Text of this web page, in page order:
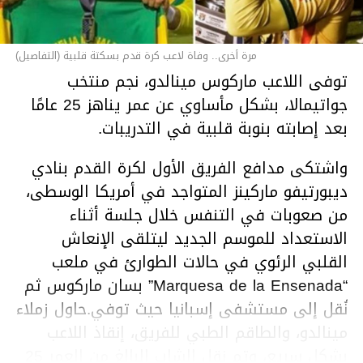
مرة أخرى.. وفاة لاعب كرة قدم بسكتة قلبية (التفاصيل)
توفى اللاعب ماركوس مينالدو، نجم منتخب
جواتيمالا، بشكل مأساوي عن عمر يناهز 25 عامًا
بعد إصابته بنوبة قلبية في التدريبات.
واشتكى مدافع الفريق الأول لكرة القدم بنادي
ديبورتيفو ماركينز المتواجد في أمريكا الوسطى،
من صعوبات في التنفس خلال جلسة أثناء
الاستعداد للموسم الجديد ليتلقى الإنعاش
القلبي الرئوي في حالات الطوارئ في ملعب
“Marquesa de la Ensenada” بسان ماركوس ثم
نُقل إلى مستشفى إسبانيا حيث توفي.حاول زملاء